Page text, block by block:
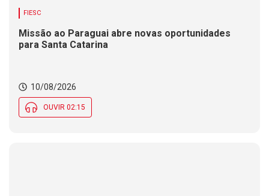
FIESC
Missão ao Paraguai abre novas oportunidades
para Santa Catarina
10/08/2026
OUVIR 02:15